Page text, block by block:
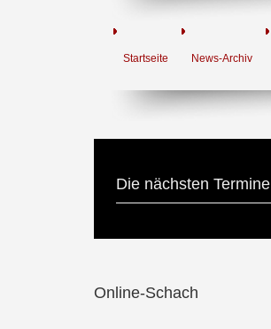
Startseite News-Archiv
Die nächsten Termine
Online-Schach